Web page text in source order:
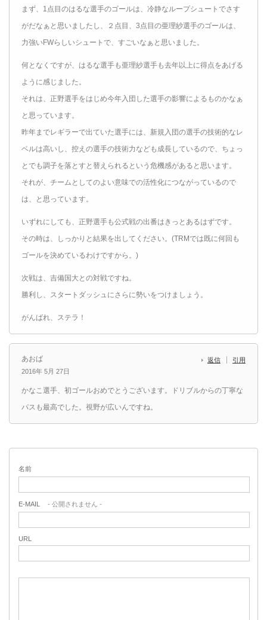
まず、1点目のはるな選手のゴールは、冷静なループシュートでさす
がだなぁと思いましたし、２点目、3点目の亜理紗選手のゴールは、
力強いFWらしいシュートで、すごいなぁと思いました。
何となくですが、はるな選手も亜理紗選手も去年以上に得点をあげる
ように感じました。
それは、正野選手をはじめ今年入団した選手の影響によるものかなぁ
と思っています。
昨年までレギラーで出ていた選手には、新規入団の選手の技術的なレ
ベルは高いし、控えの選手の技術力なども成長しているので、ちょっ
とでも調子を落とすと替えられるという危機感があると思います。
それが、チームとしてのよい意味での活性化につながっているので
は、と思っています。
いずれにしても、正野選手も公式戦の出番はきっとあるはずです。
その時は、しっかりと結果を出してください。(TRMでは既に何回も
ゴールを決めているわけですから。)
次戦は、吉備国大との対戦ですね。
勝利し、スタートダッシュにさらに勢いをつけましょう。
がんばれ、ステラ！
あおば
2016年 5月 27日
返信 引用
かなこ選手、初ゴールおめでとうございます。ドリブルからの丁寧な
パスも最高でした。視野が広いんですね。
名前
E-MAIL - 公開されません -
URL